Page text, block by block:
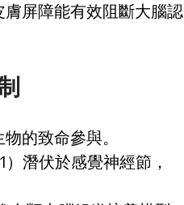
屏障能有效阻斷大腦認
的致命參與。
潛伏於感覺神經節，